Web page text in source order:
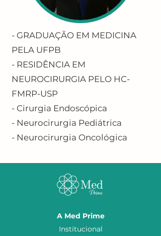
- GRADUAÇÃO EM MEDICINA
PELA UFPB
- RESIDÊNCIA EM
NEUROCIRURGIA PELO HC-
FMRP-USP
- Cirurgia Endoscópica
- Neurocirurgia Pediátrica
- Neurocirurgia Oncológica
A Med Prime
Institucional